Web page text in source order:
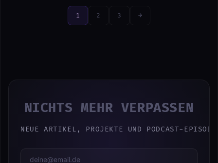
1 2 3 →
NICHTS MEHR VERPASSEN
NEUE ARTIKEL, PROJEKTE UND PODCAST-